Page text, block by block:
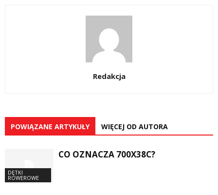
Redakcja
POWIĄZANE ARTYKUŁY WIĘCEJ OD AUTORA
DĘTKI
ROWEROWE
CO OZNACZA 700X38C?